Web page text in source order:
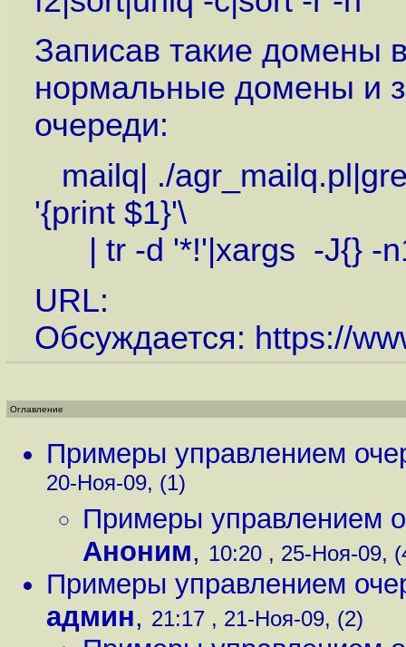
Записав такие домены
нормальные домены и
очереди:
mailq| ./
'{print $1}'\
| tr -d '*!'|xargs -J{} -
URL:
Обсуждается: https://
Оглавление
Примеры управлением
20-Ноя-09, (1)
Примеры управлением
Аноним, 10:20 , 25-Ноя-09,
Примеры управлением
админ, 21:17 , 21-Ноя-09, (2)